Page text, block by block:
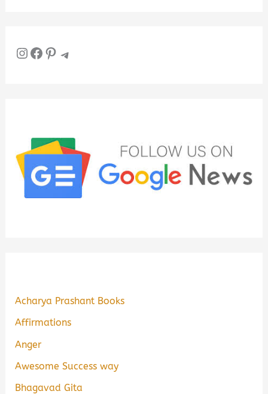
InstagramFacebook Pinterest Telegram
Acharya Prashant Books
Affirmations
Anger
Awesome Success way
Bhagavad Gita